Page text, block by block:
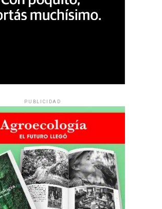
PUBLICIDAD